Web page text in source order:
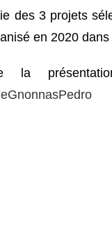
des 3 projets
en 2020
la